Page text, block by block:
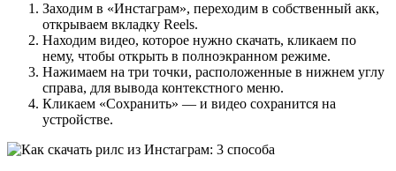
Заходим в «Инстаграм», переходим в собственный акк,
открываем вкладку Reels.
Находим видео, которое нужно скачать, кликаем по
нему, чтобы открыть в полноэкранном режиме.
Нажимаем на три точки, расположенные в нижнем углу
справа, для вывода контекстного меню.
Кликаем «Сохранить» — и видео сохранится на
устройстве.